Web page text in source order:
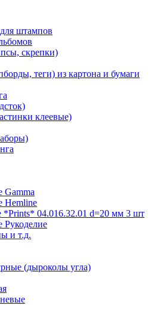
штампов
скрепки)
теги) из картона и бумаги
клеевые)
Gamma
Hemline
04.016.32.01 d=20 мм 3 шт
Рукоделие
и т.д.
(дыроколы угла)